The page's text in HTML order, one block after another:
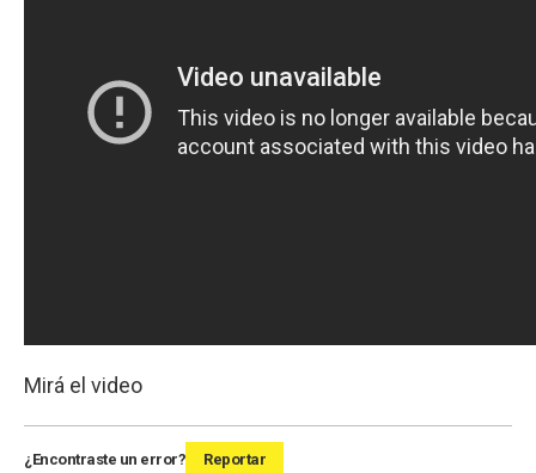
Mirá el video
¿Encontraste un error? Reportar